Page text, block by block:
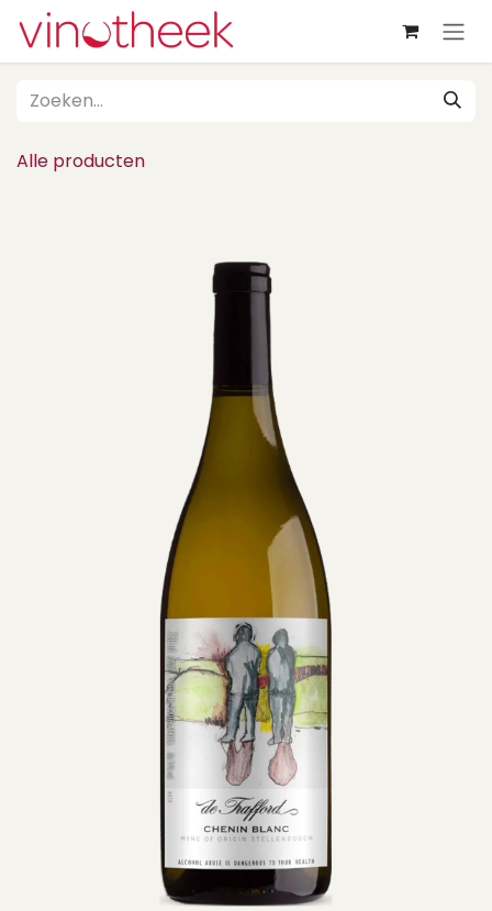
Overslaan naar inhoud
Alle producten